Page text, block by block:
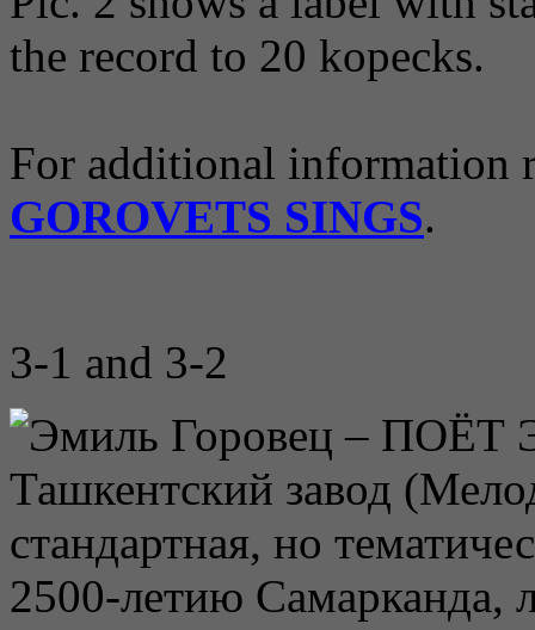
the record to 20 kopecks.
For additional information
GOROVETS SINGS.
3-1 and 3-2